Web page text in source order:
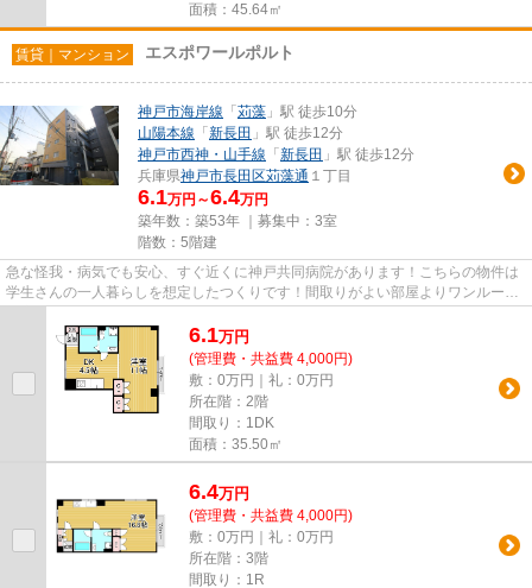
面積：45.64㎡
賃貸｜マンション エスポワールポルト
神戸市海岸線 「 苅藻 」駅 徒歩10分
山陽本線 「 新長田 」駅 徒歩12分
神戸市西神・山手線 「 新長田 」駅 徒歩12分
兵庫県神戸市長田区苅藻通 １丁目
6.1万円～6.4万円
築年数：築53年 ｜募集中： 3室
階数：5階建
急な怪我・病気でも安心、すぐ近くに神戸共同病院があります！こちらの物件は
学生さんの一人暮らしを想定したつくりです！間取りがよい部屋よりワンルーム
6.1万円
(管理費・共益費 4,000円)
敷：0万円｜礼：0万円
所在階：2階
間取り：1DK
面積：35.50㎡
6.4万円
(管理費・共益費 4,000円)
敷：0万円｜礼：0万円
所在階：3階
間取り：1R